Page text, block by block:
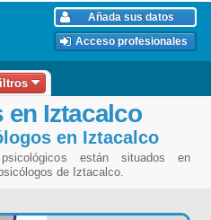
Añada sus datos
Acceso profesionales
Iztacalco
en Iztacalco
están situados en
de Iztacalco.